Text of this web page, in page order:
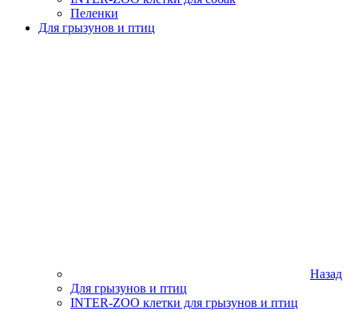
Пеленки
Для грызунов и птиц
Назад
Для грызунов и птиц
INTER-ZOO клетки для грызунов и птиц